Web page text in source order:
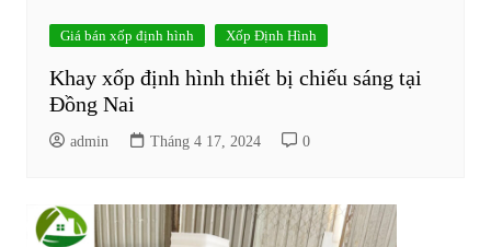
Giá bán xốp định hình Xốp Định Hình
Khay xốp định hình thiết bị chiếu sáng tại
Đồng Nai
admin Tháng 4 17, 2024 0